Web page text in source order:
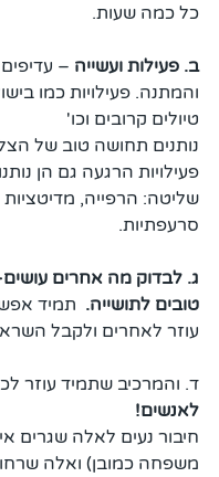
כל כמה שעות.
ב. פעילות ועשייה –
והמתנה. פעילויות כמו
טיולים קרובים וכו'
נותנים תחושה טוב של
פעילויות הרגעה גם הן
שליטה: הרפייה, מדיטציות
סרעפתיות.
ג. לבדוק מה אחרים עושים-
טובים לתושייה. תמיד
עוזר לאחרים ולקבל
ד. והמרכיב שתמיד עוזר
לאנשים!
חיבור נעים לאלה שגרים
משפחה כמובן) ואלה